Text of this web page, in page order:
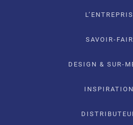
SAVOIR-
DESIGN & SUR-